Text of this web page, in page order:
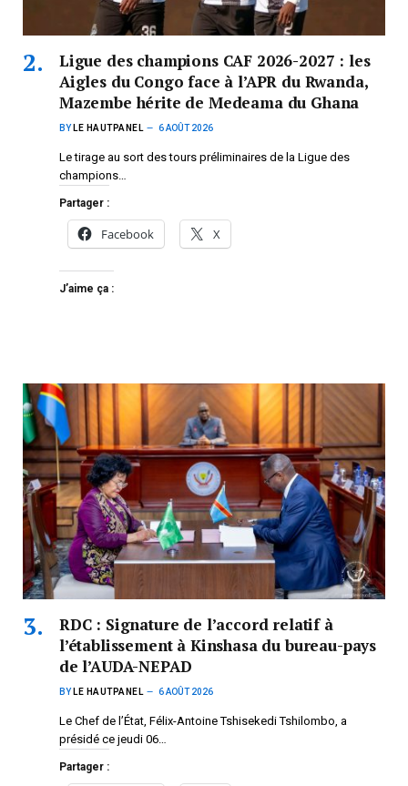
Ligue des champions CAF 2026-2027 : les
Aigles du Congo face à l’APR du Rwanda,
Mazembe hérite de Medeama du Ghana
BY LE HAUTPANEL 6 AOÛT 2026
Le tirage au sort des tours préliminaires de la Ligue des
champions…
Partager :
Facebook X
J’aime ça :
RDC : Signature de l’accord relatif à
l’établissement à Kinshasa du bureau-pays
de l’AUDA-NEPAD
BY LE HAUTPANEL 6 AOÛT 2026
Le Chef de l’État, Félix-Antoine Tshisekedi Tshilombo, a
présidé ce jeudi 06…
Partager :